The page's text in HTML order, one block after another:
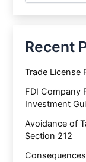
Recent
Trade License
FDI Company
Investment
Avoidance of
Section 212